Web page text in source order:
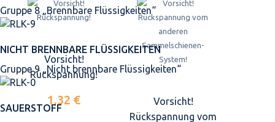
Gruppe 8 „Brennbare Flüssigkeiten“
NICHT BRENNBARE FLÜSSIGKEITEN
Gruppe 9 „Nicht brennbare Flüssigkeiten“
SAUERSTOFF
Vorsicht!
Rückspannung!
1,32 €
Vorsicht!
Rückspannung vom